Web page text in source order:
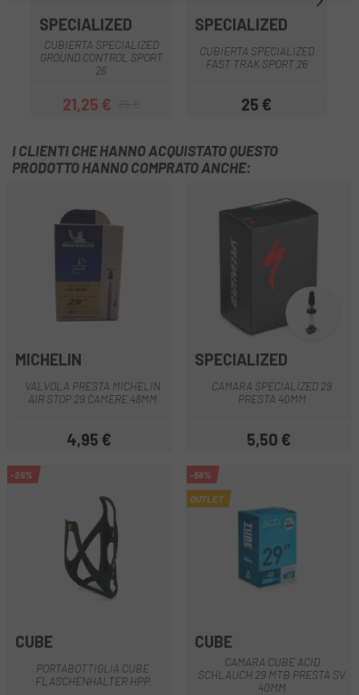
SPECIALIZED
CUBIERTA SPECIALIZED
GROUND CONTROL SPORT
26
Prezzo
21,25 €Prezzo base
SPECIALIZED
CUBIERTA SPECIALIZED
FAST TRAK SPORT 26
Prezzo
25 €
I CLIENTI CHE HANNO ACQUISTATO QUESTO
PRODOTTO HANNO COMPRATO ANCHE:
MICHELIN
VALVOLA PRESTA MICHELIN
AIR STOP 29 CAMERE 48MM
Prezzo
4,95 €
SPECIALIZED
CAMARA SPECIALIZED 29
PRESTA 40MM
Prezzo
5,50 €
-25%
CUBE
PORTABOTTIGLIA CUBE
FLASCHENHALTER HPP
-56%
OUTLET
CUBE
CAMARA CUBE ACID
SCHLAUCH 29 MTB PRESTA SV
40MM